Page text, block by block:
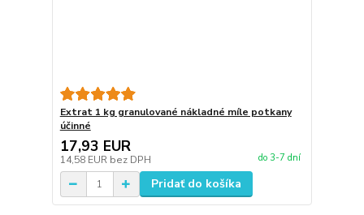
Extrat 1 kg granulované nákladné míle potkany
účinné
17,93 EUR
14,58 EUR bez DPH do 3-7 dní
Pridať do košíka